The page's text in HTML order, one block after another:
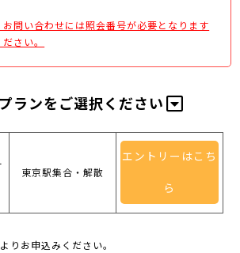
問い合わせには照会番号が必要となります
さい。
ランをご選択ください
東京駅集合・解散
エントリーはこち
ら
りお申込みください。